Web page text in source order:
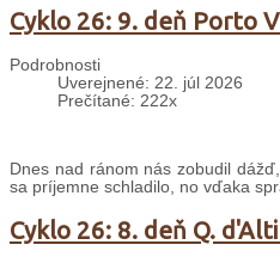
Cyklo 26: 9. deň Porto
Podrobnosti
Uverejnené: 22. júl 2026
Prečítané: 222x
Dnes nad ránom nás zobudil
sa príjemne schladilo, no vďaka
Cyklo 26: 8. deň Q.